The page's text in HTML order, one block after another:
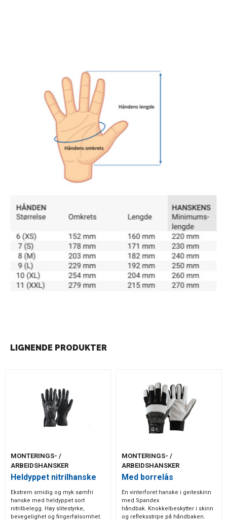
LIGNENDE PRODUKTER
MONTERINGS- /
ARBEIDSHANSKER
Heldyppet nitrilhanske
Ekstrem smidig og myk sømfri
hanske med heldyppet sort
nitrilbelegg. Høy slitestyrke,
bevegelighet og fingerfølsomhet.
MONTERINGS- /
ARBEIDSHANSKER
Med borrelås
En vinterforet hanske i geiteskinn
med Spandex
håndbak. Knokkelbeskytter i skinn
og refleksstripe på håndbaken.